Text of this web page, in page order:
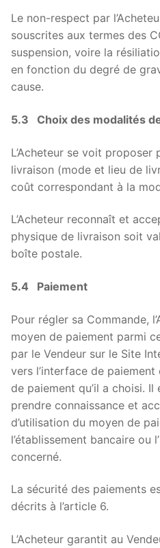
Le non-respect par
souscrites aux termes des
suspension, voire la
en fonction du degré de
cause.
5.3 Choix des modalités
L’Acheteur se voit proposer
livraison (mode et lieu de
coût correspondant à la
L’Acheteur reconnaît et
physique de livraison soit
boîte postale.
5.4 Paiement
Pour régler sa Commande,
moyen de paiement parmi
par le Vendeur sur le Site
vers l’interface de
de paiement qu’il a choisi. Il
prendre connaissance et
d’utilisation du moyen de
l’établissement bancaire ou
concerné.
La sécurité des paiements
décrits à l’article 6.
L’Acheteur garantit au